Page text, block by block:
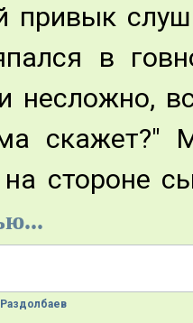
привык
в
несложно,
скажет?"
стороне